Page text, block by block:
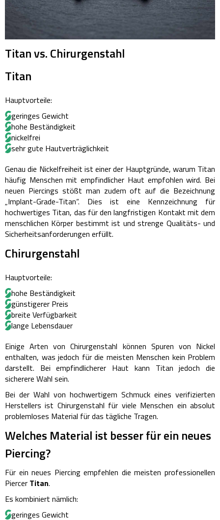
Titan vs. Chirurgenstahl
Titan
Hauptvorteile:
geringes Gewicht
hohe Beständigkeit
nickelfrei
sehr gute Hautverträglichkeit
Genau die Nickelfreiheit ist einer der Hauptgründe, warum Titan
häufig Menschen mit empfindlicher Haut empfohlen wird. Bei
neuen Piercings stößt man zudem oft auf die Bezeichnung
„Implant-Grade-Titan“. Dies ist eine Kennzeichnung für
hochwertiges Titan, das für den langfristigen Kontakt mit dem
menschlichen Körper bestimmt ist und strenge Qualitäts- und
Sicherheitsanforderungen erfüllt.
Chirurgenstahl
Hauptvorteile:
hohe Beständigkeit
günstigerer Preis
breite Verfügbarkeit
lange Lebensdauer
Einige Arten von Chirurgenstahl können Spuren von Nickel
enthalten, was jedoch für die meisten Menschen kein Problem
darstellt. Bei empfindlicherer Haut kann Titan jedoch die
sicherere Wahl sein.
Bei der Wahl von hochwertigem Schmuck eines verifizierten
Herstellers ist Chirurgenstahl für viele Menschen ein absolut
problemloses Material für das tägliche Tragen.
Welches Material ist besser für ein neues
Piercing?
Für ein neues Piercing empfehlen die meisten professionellen
Piercer Titan.
Es kombiniert nämlich:
geringes Gewicht